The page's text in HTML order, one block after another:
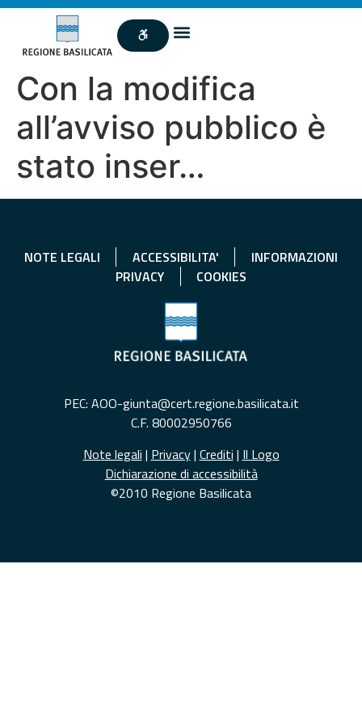
Con la modifica
all’avviso pubblico è
stato inser…
NOTE LEGALI ACCESSIBILITA'
INFORMAZIONI
PRIVACY
COOKIES
PEC: AOO-giunta@cert.regione.basilicata.it
C.F. 80002950766
Note legali | Privacy| Crediti | Il Logo
Dichiarazione di accessibilità
©2010 Regione Basilicata